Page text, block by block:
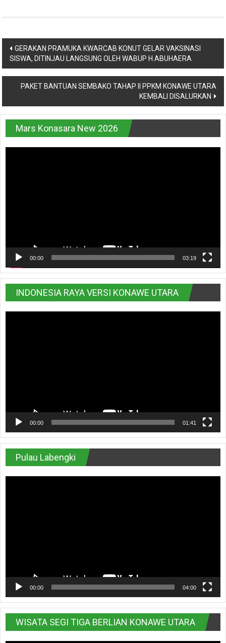
Navigasi
pos
GERAKAN PRAMUKA KWARCAB KONUT GELAR VAKSINASI
SISWA, DITINJAU LANGSUNG OLEH WABUP H.ABUHAERA
PAKET BANTUAN SEMBAKO TAHAP II PPKM KONAWE UTARA
KEMBALI DISALURKAN
Mars Konasara New 2026
00:00 03:19
INDONESIA RAYA VERSI KONAWE UTARA
00:00 01:41
Pulau Labengki
00:00 04:00
WISATA SEGI TIGA BERLIAN KONAWE UTARA